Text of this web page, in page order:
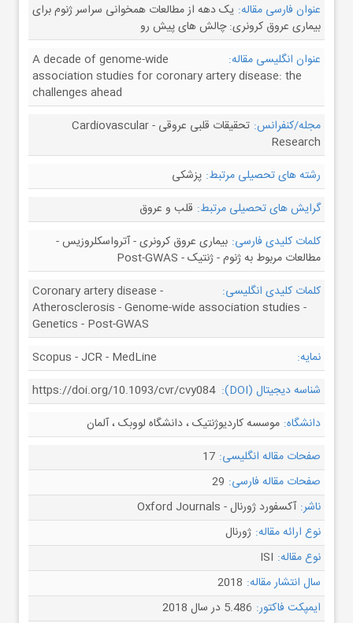
عنوان فارسی مقاله: یک دهه از مطالعات همخوانی سراسر ژنوم برای
بیماری عروق کرونری: چالش های پیش رو
عنوان انگلیسی مقاله:
A decade of genome-wide
association studies for coronary artery disease: the
challenges ahead
مجله/کنفرانس:
تحقیقات قلبی عروقی - Cardiovascular
Research
رشته های تحصیلی مرتبط: پزشکی
گرایش های تحصیلی مرتبط: قلب و عروق
کلمات کلیدی فارسی: بیماری عروق کرونری - آترواسکلروزیس -
مطالعات مربوط به ژنوم - ژنتیک - Post-GWAS
کلمات کلیدی انگلیسی:
Coronary artery disease -
Atherosclerosis - Genome-wide association studies -
Genetics - Post-GWAS
نمایه:
Scopus - JCR - MedLine
شناسه دیجیتال (DOI):
https://doi.org/10.1093/cvr/cvy084
دانشگاه: موسسه کاردیوژنتیک ، دانشگاه لووبک ، آلمان
صفحات مقاله انگلیسی: 17
صفحات مقاله فارسی: 29
ناشر: آکسفورد ژورنال - Oxford Journals
نوع ارائه مقاله: ژورنال
نوع مقاله: ISI
سال انتشار مقاله: 2018
ایمپکت فاکتور: 5.486 در سال 2018